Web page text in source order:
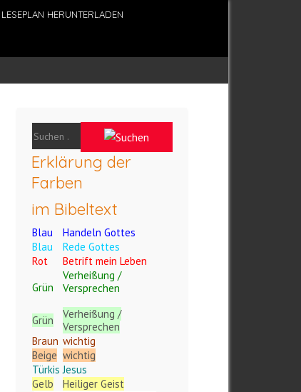
LESEPLAN HERUNTERLADEN
Erklärung der
Farben
im Bibeltext
Blau
Handeln Gottes
Blau
Rede Gottes
Rot
Betrift mein Leben
Grün
Verheißung /
Versprechen
Grün
Verheißung /
Versprechen
Braun wichtig
Beige wichtig
Türkis Jesus
Gelb
Heiliger Geist